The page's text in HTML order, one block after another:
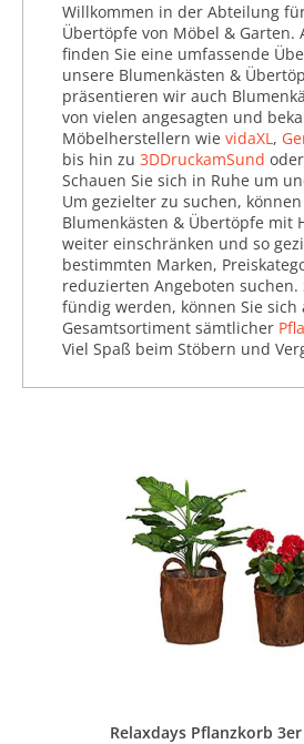
Kletterpflanzen (9.555)
Laubgehölz (5.788)
Nadelgehölze (5.169)
Obstbäume (53.900)
Rasen & Saatgut (146.985)
Rhododendren (4.181)
Rosen (1.076)
Ziergräser (1.436)
Pools (269.777)
Rund um das Beet (739.576)
Solarlampen (20.120)
Stehleuchten (13.042)
Strahler (9.178)
Wandleuchten (16.695)
Zäune & Sichtschutz
Willkommen in der Abteilung
Übertöpfe von Möbel & Garten.
finden Sie eine umfassende
unsere Blumenkästen &
präsentieren wir auch
von vielen angesagten und
Möbelherstellern wie vidaXL,
bis hin zu 3DDruckamSund oder
Schauen Sie sich in Ruhe um
Um gezielter zu suchen,
Blumenkästen & Übertöpfe mit
weiter einschränken und so
bestimmten Marken,
reduzierten Angeboten suchen.
fündig werden, können Sie sich
Gesamtsortiment sämtlicher
Viel Spaß beim Stöbern und